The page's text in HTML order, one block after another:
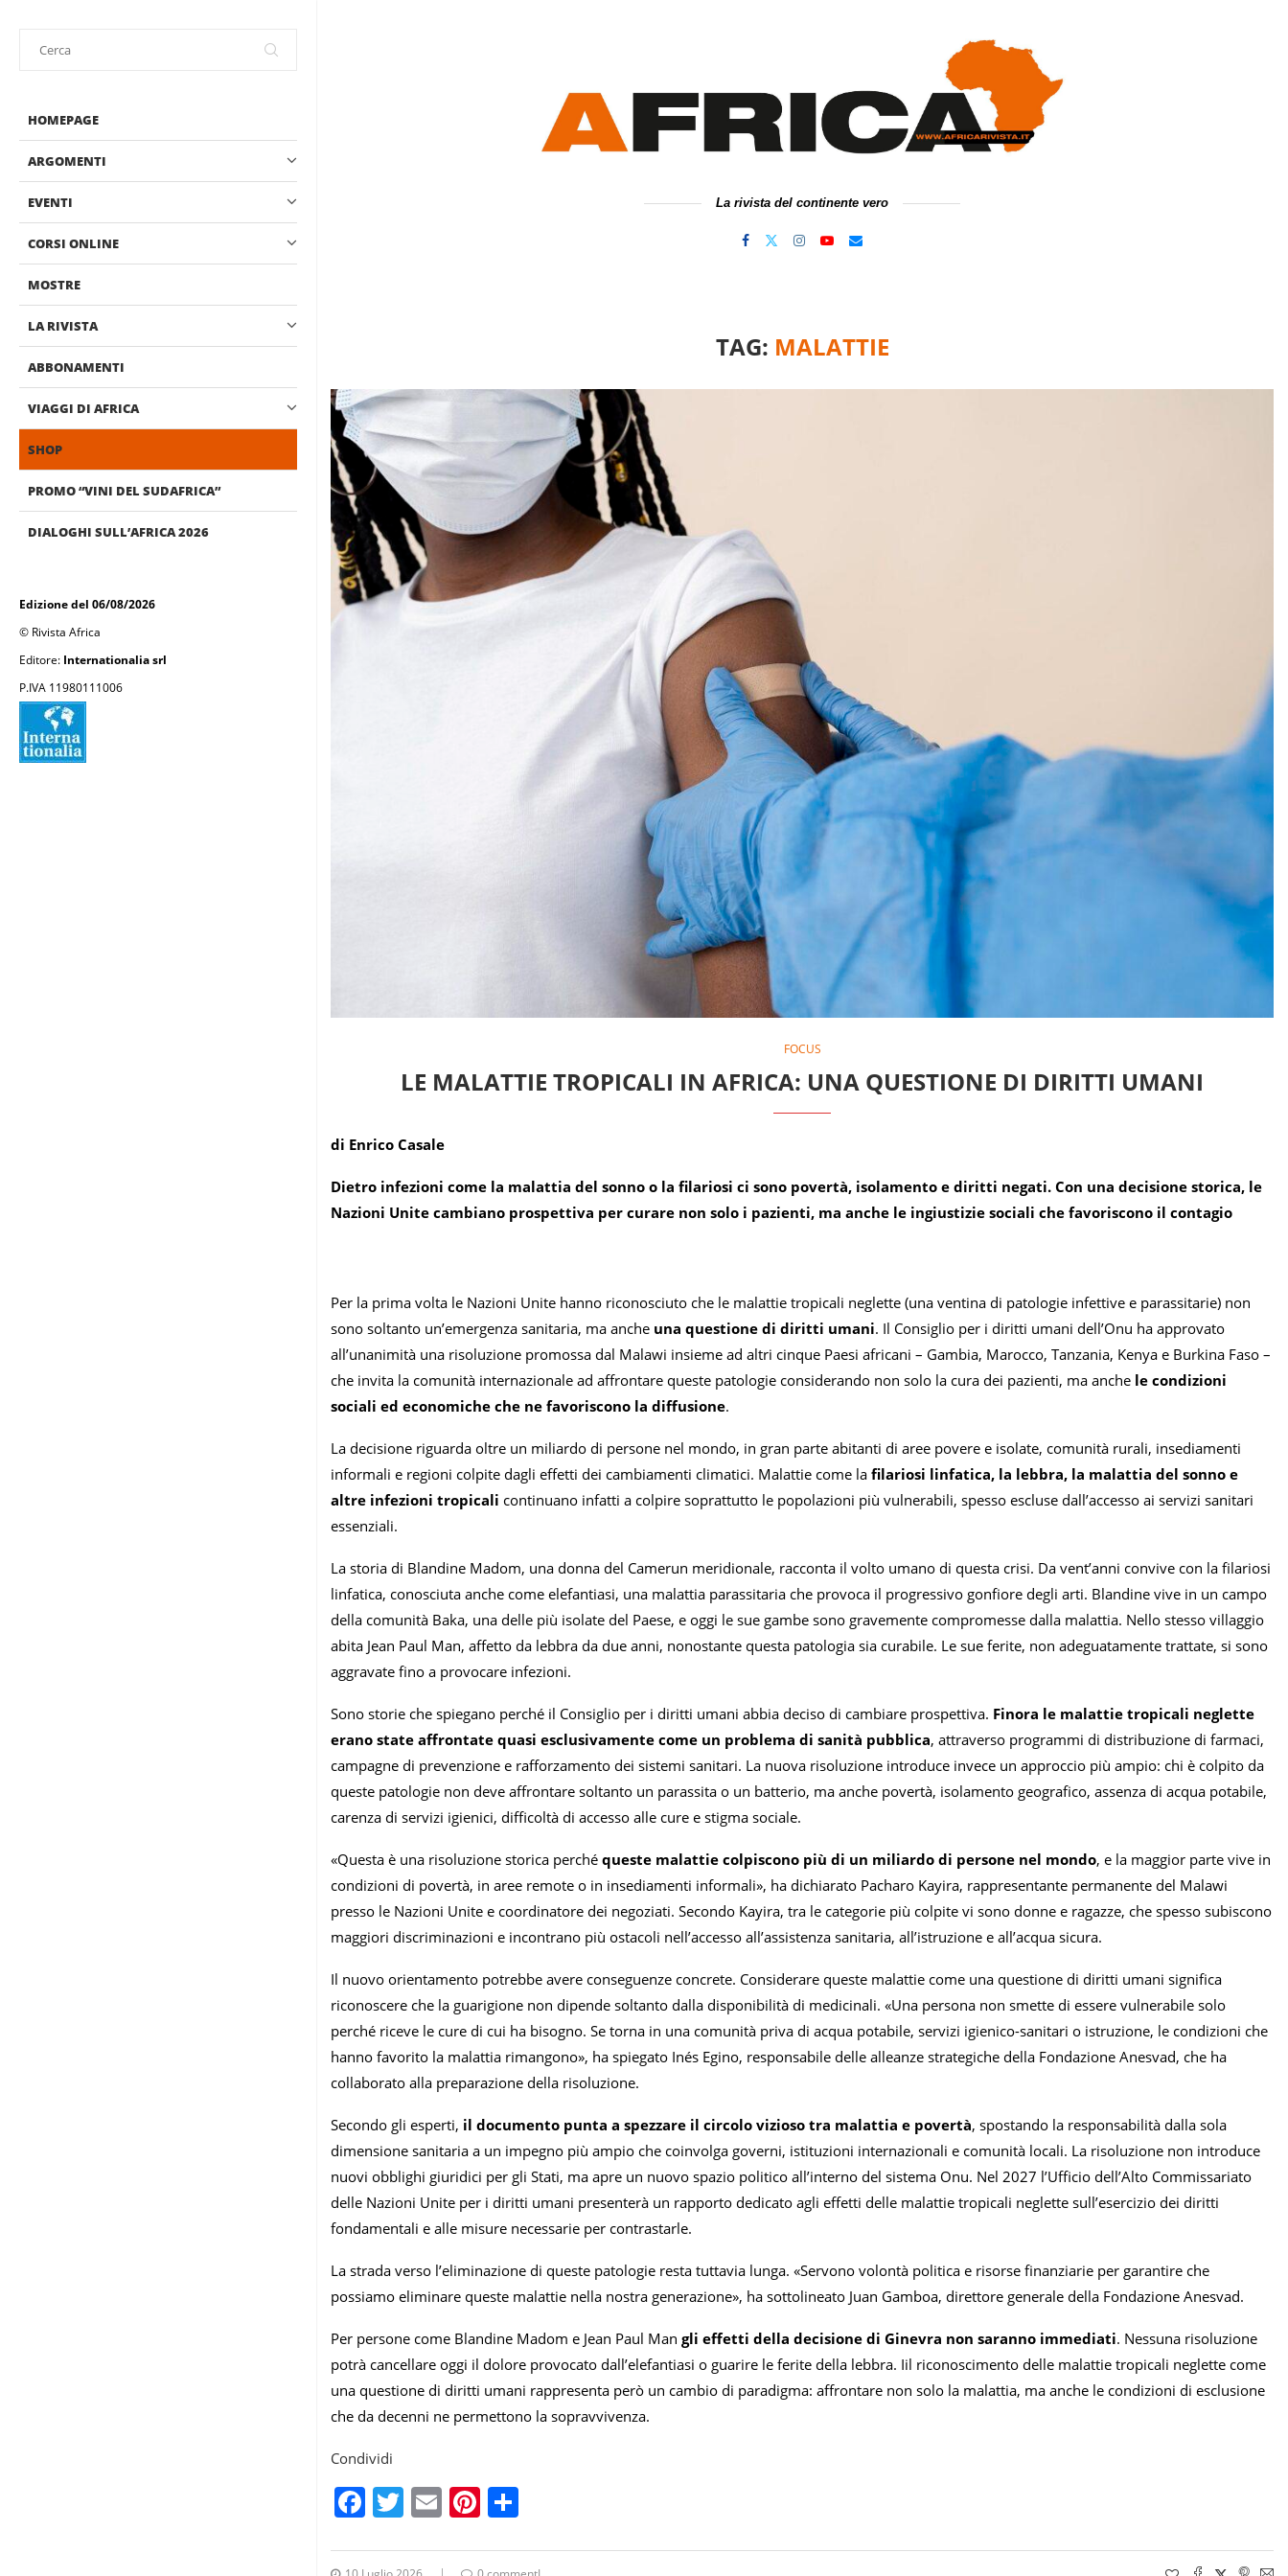
HOMEPAGE
ARGOMENTI
EVENTI
CORSI ONLINE
MOSTRE
LA RIVISTA
ABBONAMENTI
VIAGGI DI AFRICA
SHOP
PROMO “VINI DEL SUDAFRICA”
DIALOGHI SULL’AFRICA 2026
Edizione del 06/08/2026
© Rivista Africa
Editore: Internationalia srl
P.IVA 11980111006
La rivista del continente vero
TAG: MALATTIE
FOCUS
LE MALATTIE TROPICALI IN AFRICA: UNA QUESTIONE DI DIRITTI UMANI
di Enrico Casale
Dietro infezioni come la malattia del sonno o la filariosi ci sono povertà, isolamento e diritti negati. Con una decisione storica, le
Nazioni Unite cambiano prospettiva per curare non solo i pazienti, ma anche le ingiustizie sociali che favoriscono il contagio
Per la prima volta le Nazioni Unite hanno riconosciuto che le malattie tropicali neglette (una ventina di patologie infettive e parassitarie) non
sono soltanto un’emergenza sanitaria, ma anche una questione di diritti umani. Il Consiglio per i diritti umani dell’Onu ha approvato
all’unanimità una risoluzione promossa dal Malawi insieme ad altri cinque Paesi africani – Gambia, Marocco, Tanzania, Kenya e Burkina Faso –
che invita la comunità internazionale ad affrontare queste patologie considerando non solo la cura dei pazienti, ma anche le condizioni
sociali ed economiche che ne favoriscono la diffusione.
La decisione riguarda oltre un miliardo di persone nel mondo, in gran parte abitanti di aree povere e isolate, comunità rurali, insediamenti
informali e regioni colpite dagli effetti dei cambiamenti climatici. Malattie come la filariosi linfatica, la lebbra, la malattia del sonno e
altre infezioni tropicali continuano infatti a colpire soprattutto le popolazioni più vulnerabili, spesso escluse dall’accesso ai servizi sanitari
essenziali.
La storia di Blandine Madom, una donna del Camerun meridionale, racconta il volto umano di questa crisi. Da vent’anni convive con la filariosi
linfatica, conosciuta anche come elefantiasi, una malattia parassitaria che provoca il progressivo gonfiore degli arti. Blandine vive in un campo
della comunità Baka, una delle più isolate del Paese, e oggi le sue gambe sono gravemente compromesse dalla malattia. Nello stesso villaggio
abita Jean Paul Man, affetto da lebbra da due anni, nonostante questa patologia sia curabile. Le sue ferite, non adeguatamente trattate, si sono
aggravate fino a provocare infezioni.
Sono storie che spiegano perché il Consiglio per i diritti umani abbia deciso di cambiare prospettiva. Finora le malattie tropicali neglette
erano state affrontate quasi esclusivamente come un problema di sanità pubblica, attraverso programmi di distribuzione di farmaci,
campagne di prevenzione e rafforzamento dei sistemi sanitari. La nuova risoluzione introduce invece un approccio più ampio: chi è colpito da
queste patologie non deve affrontare soltanto un parassita o un batterio, ma anche povertà, isolamento geografico, assenza di acqua potabile,
carenza di servizi igienici, difficoltà di accesso alle cure e stigma sociale.
«Questa è una risoluzione storica perché queste malattie colpiscono più di un miliardo di persone nel mondo, e la maggior parte vive in
condizioni di povertà, in aree remote o in insediamenti informali», ha dichiarato Pacharo Kayira, rappresentante permanente del Malawi
presso le Nazioni Unite e coordinatore dei negoziati. Secondo Kayira, tra le categorie più colpite vi sono donne e ragazze, che spesso subiscono
maggiori discriminazioni e incontrano più ostacoli nell’accesso all’assistenza sanitaria, all’istruzione e all’acqua sicura.
Il nuovo orientamento potrebbe avere conseguenze concrete. Considerare queste malattie come una questione di diritti umani significa
riconoscere che la guarigione non dipende soltanto dalla disponibilità di medicinali. «Una persona non smette di essere vulnerabile solo
perché riceve le cure di cui ha bisogno. Se torna in una comunità priva di acqua potabile, servizi igienico-sanitari o istruzione, le condizioni che
hanno favorito la malattia rimangono», ha spiegato Inés Egino, responsabile delle alleanze strategiche della Fondazione Anesvad, che ha
collaborato alla preparazione della risoluzione.
Secondo gli esperti, il documento punta a spezzare il circolo vizioso tra malattia e povertà, spostando la responsabilità dalla sola
dimensione sanitaria a un impegno più ampio che coinvolga governi, istituzioni internazionali e comunità locali. La risoluzione non introduce
nuovi obblighi giuridici per gli Stati, ma apre un nuovo spazio politico all’interno del sistema Onu. Nel 2027 l’Ufficio dell’Alto Commissariato
delle Nazioni Unite per i diritti umani presenterà un rapporto dedicato agli effetti delle malattie tropicali neglette sull’esercizio dei diritti
fondamentali e alle misure necessarie per contrastarle.
La strada verso l’eliminazione di queste patologie resta tuttavia lunga. «Servono volontà politica e risorse finanziarie per garantire che
possiamo eliminare queste malattie nella nostra generazione», ha sottolineato Juan Gamboa, direttore generale della Fondazione Anesvad.
Per persone come Blandine Madom e Jean Paul Man gli effetti della decisione di Ginevra non saranno immediati. Nessuna risoluzione
potrà cancellare oggi il dolore provocato dall’elefantiasi o guarire le ferite della lebbra. Iil riconoscimento delle malattie tropicali neglette come
una questione di diritti umani rappresenta però un cambio di paradigma: affrontare non solo la malattia, ma anche le condizioni di esclusione
che da decenni ne permettono la sopravvivenza.
Condividi
Facebook
Twitter
EmailPinterest